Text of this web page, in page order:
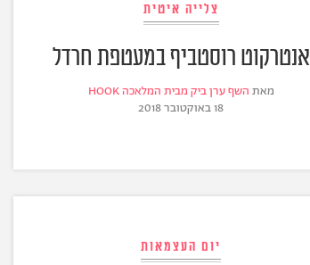
צלייה איטית
אנטרקוט רוסטביף במעטפת חרדל
מאת השף ערן ביק מבית המלאכה HOOK
18 באוקטובר 2018
יום העצמאות